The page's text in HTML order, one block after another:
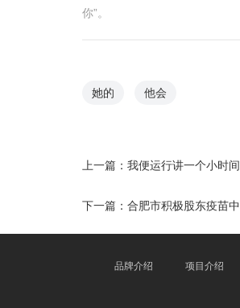
你”。
她的 他会
上一篇： 我便运行讲一个小时
下一篇： 合肥市积极股东疫苗
品牌介绍 项目介绍